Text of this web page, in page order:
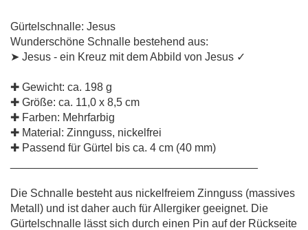
Gürtelschnalle: Jesus
Wunderschöne Schnalle bestehend aus:
➤ Jesus - ein Kreuz mit dem Abbild von Jesus ✓
✚ Gewicht: ca. 198 g
✚ Größe: ca. 11,0 x 8,5 cm
✚ Farben: Mehrfarbig
✚ Material: Zinnguss, nickelfrei
✚ Passend für Gürtel bis ca. 4 cm (40 mm)
Die Schnalle besteht aus nickelfreiem Zinnguss (massives
Metall) und ist daher auch für Allergiker geeignet. Die
Gürtelschnalle lässt sich durch einen Pin auf der Rückseite